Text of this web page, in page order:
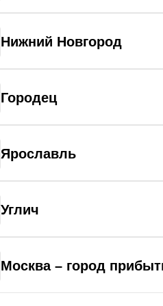
Нижний Новгород
Городец
Ярославль
Углич
Москва – город